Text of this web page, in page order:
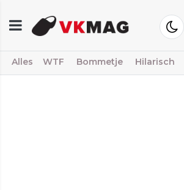
Alles WTF Bommetje Hilarisch